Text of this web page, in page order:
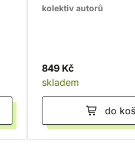
kolektiv autorů
849 Kč
skladem
do